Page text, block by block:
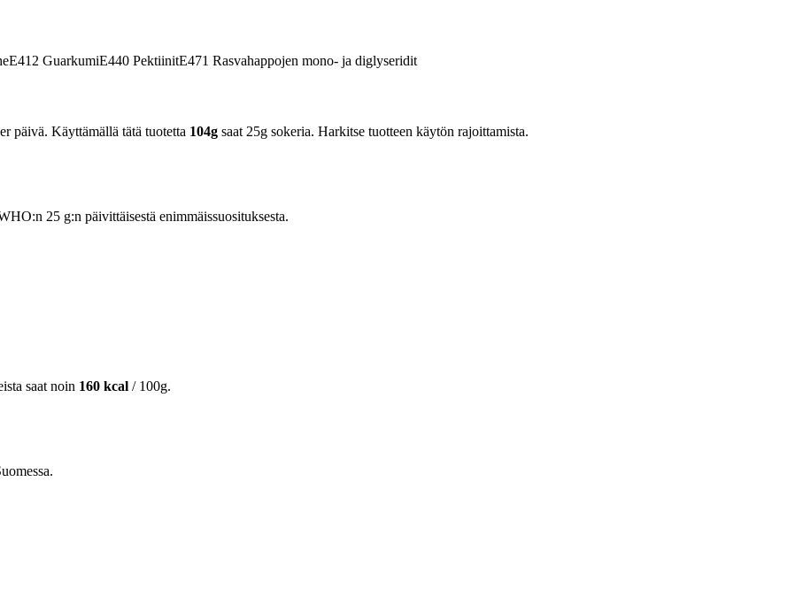
E412 GuarkumiE440 PektiinitE471 Rasvahappojen mono- ja diglyseridit
päivä. Käyttämällä tätä tuotetta 104g saat 25g sokeria. Harkitse tuotteen käytön rajoittamista.
25 g:n päivittäisestä enimmäissuosituksesta.
saat noin 160 kcal / 100g.